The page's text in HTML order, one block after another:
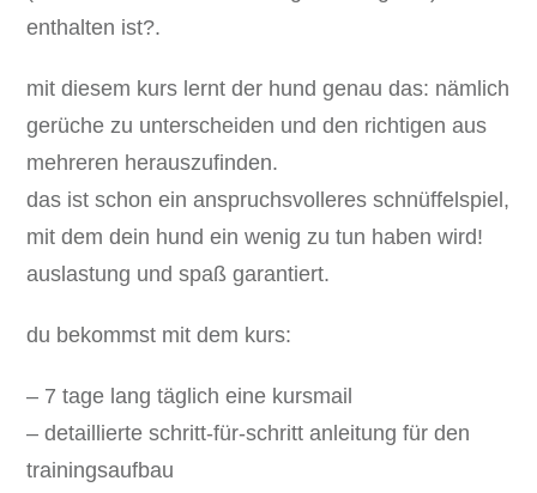
enthalten ist?.
mit diesem kurs lernt der hund genau das: nämlich
gerüche zu unterscheiden und den richtigen aus
mehreren herauszufinden.
das ist schon ein anspruchsvolleres schnüffelspiel,
mit dem dein hund ein wenig zu tun haben wird!
auslastung und spaß garantiert.
du bekommst mit dem kurs:
– 7 tage lang täglich eine kursmail
– detaillierte schritt-für-schritt anleitung für den
trainingsaufbau